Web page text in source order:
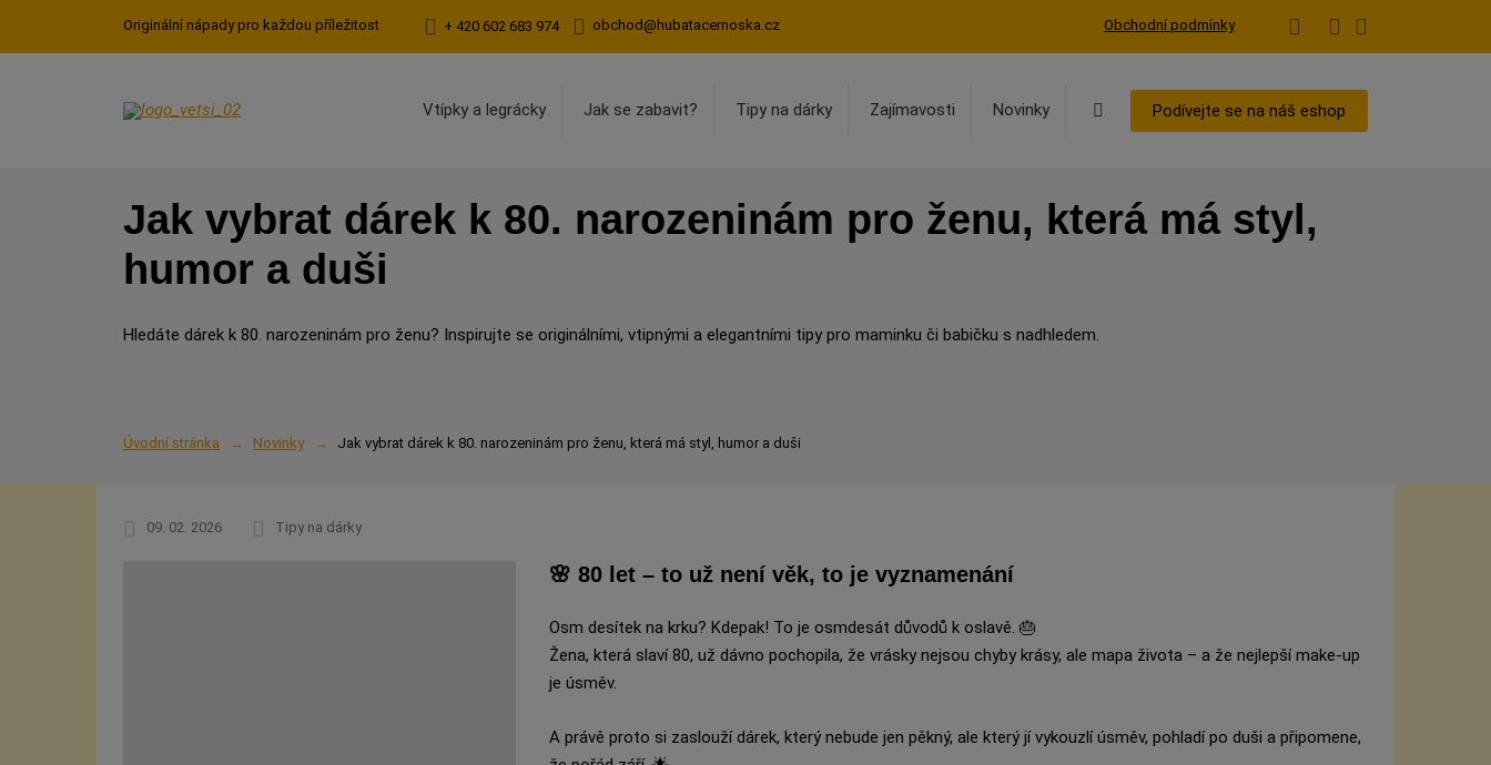
Originální nápady pro každou příležitost + 420 602 683 974 obchod@hubatacernoska.cz Obchodní podmínky
Vtípky a legrácky Jak se zabavit? Tipy na dárky Zajímavosti Novinky VyhledáváníPodívejte se na náš eshop
Jak vybrat dárek k 80. narozeninám pro ženu, která má styl,
humor a duši
Hledáte dárek k 80. narozeninám pro ženu? Inspirujte se originálními, vtipnými a elegantními tipy pro maminku či babičku s nadhledem.
Úvodní stránka Novinky Jak vybrat dárek k 80. narozeninám pro ženu, která má styl, humor a duši
09. 02. 2026 Tipy na dárky
🌸 80 let – to už není věk, to je vyznamenání
Osm desítek na krku? Kdepak! To je osmdesát důvodů k oslavě. 🎂
Žena, která slaví 80, už dávno pochopila, že vrásky nejsou chyby krásy, ale mapa života – a že nejlepší make-up
je úsměv.
A právě proto si zaslouží dárek, který nebude jen pěkný, ale který jí vykouzlí úsměv, pohladí po duši a připomene,